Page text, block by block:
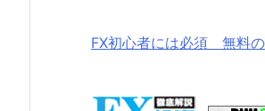
FX初心者には必須 無料の